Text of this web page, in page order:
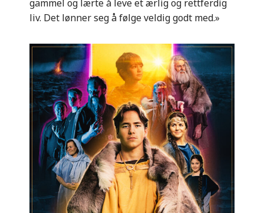
gammel og lærte å leveet ærlig og rettferdig
liv. Det lønner seg å følge veldig godt med.»